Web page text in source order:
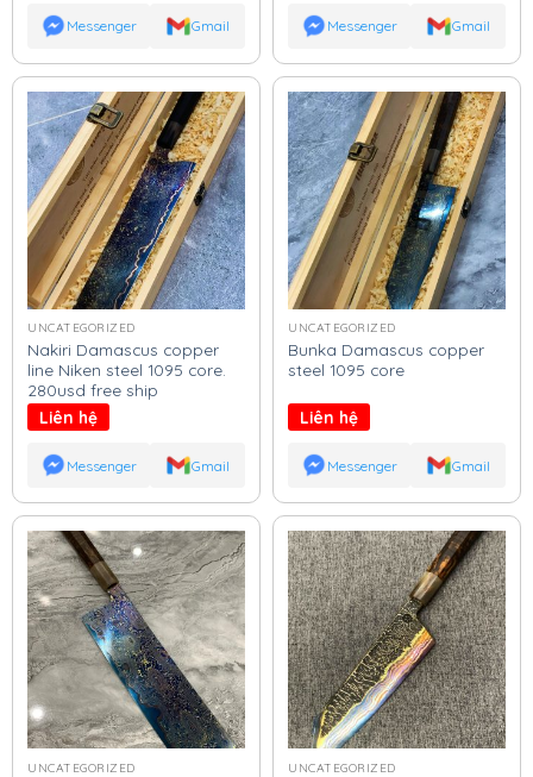
Messenger Gmail Messenger Gmail
UNCATEGORIZED
Nakiri Damascus copper
line Niken steel 1095 core.
280usd free ship
Liên hệ
Messenger Gmail
UNCATEGORIZED
Bunka Damascus copper
steel 1095 core
Liên hệ
Messenger Gmail
UNCATEGORIZED UNCATEGORIZED